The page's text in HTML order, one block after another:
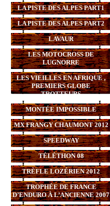
LA PISTE DES ALPES PART1
LA PISTE DES ALPES PART2
LAVAUR
LES MOTOCROSS DE
LUGNORRE
LES VIEILLES EN AFRIQUE ,
PREMIERS GLOBE
TROTTEURS
MONTÉE IMPOSSIBLE
MX FRANGY CHAUMONT 2012
SPEEDWAY
TÉLÉTHON 08
TRÈFLE LOZÉRIEN 2012
TROPHÉE DE FRANCE
D’ENDURO À L’ANCIENNE 2007